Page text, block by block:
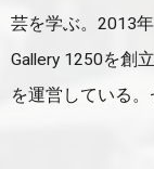
芸を学ぶ。2013
Gallery 1250を創
を運営している。